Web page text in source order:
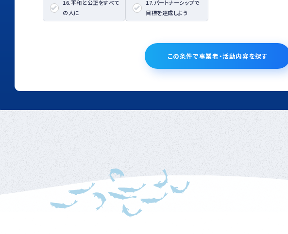
16.平和と公正をすべて
の人に
17.パートナーシップで
目標を達成しよう
この条件で事業者・活動内容を探す